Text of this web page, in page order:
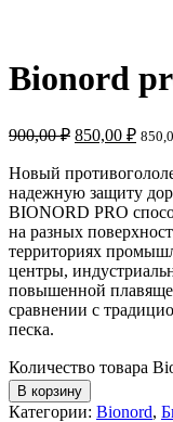
Bionord
900,00₽ 850,00 ₽
Новый
надежную защиту
BIONORD PRO
на разных
территориях
центры,
повышенной
сравнении с
песка.
Количество товара
В корзину
Категории: Bionord,